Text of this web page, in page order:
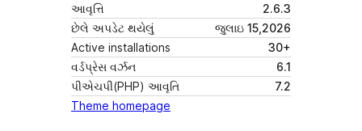
આવૃત્તિ
2.6.3
છેલે અપડેટ થયેલું
જુલાઇ 15,2026
Active installations
30+
વર્ડપ્રેસ વર્ઝન
6.1
પીએચપી(PHP) આવૃતિ
7.2
Theme homepage